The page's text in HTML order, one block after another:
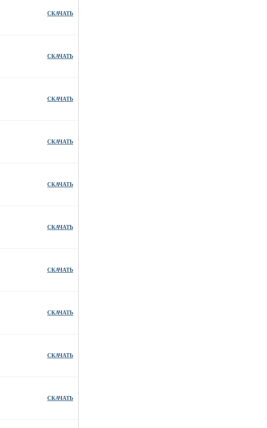
СКАЧАТЬ
СКАЧАТЬ
СКАЧАТЬ
СКАЧАТЬ
СКАЧАТЬ
СКАЧАТЬ
СКАЧАТЬ
СКАЧАТЬ
СКАЧАТЬ
СКАЧАТЬ